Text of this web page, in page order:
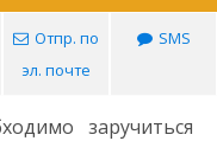
Отпр. по
эл. почте
SMS
заручиться